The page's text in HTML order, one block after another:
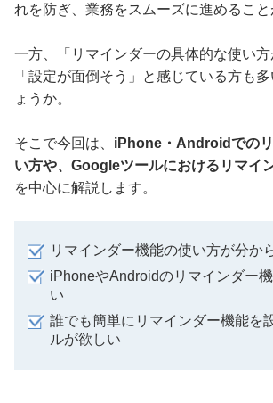
れを防ぎ、業務をスムーズに進めること
一方、「リマインダーの具体的な使い方
「設定が面倒そう」と感じている方も
ょうか。
そこで今回は、 iPhone・Androidでの
い方や、Googleツールにおけるリマイ
を中心に解説します。
リマインダー機能の使い方が分か
iPhoneやAndroidのリマインダー
い
誰でも簡単にリマインダー機能を
ルが欲しい